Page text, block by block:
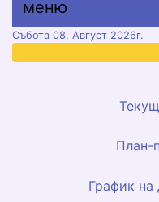
меню
меню
Събота 08, Август 2026г.
План-
График на